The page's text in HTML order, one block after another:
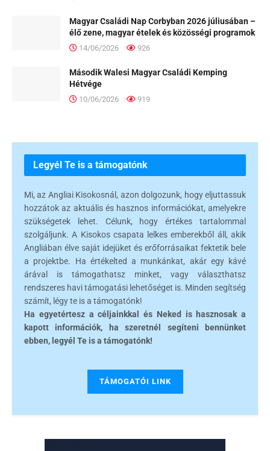
Magyar Családi Nap Corbyban 2026 júliusában –
élő zene, magyar ételek és közösségi programok
14/06/2026 926
Második Walesi Magyar Családi Kemping
Hétvége
10/06/2026 919
Legyél Te is a támogatónk
Mi, az Angliai Kisokosnál, azon dolgozunk, hogy eljuttassuk
hozzátok az aktuális és hasznos információkat, amelyekre
szükségetek lehet. Célunk, hogy értékes tartalommal
szolgáljunk. A Kisokos csapata lelkes emberekből áll, akik
Angliában élve saját idejüket és erőforrásaikat fektetik bele
a projektbe. Ha értékelted a munkánkat, akár egy kávé
árával is támogathatsz minket, vagy választhatsz
rendszeres havi támogatási lehetőséget is. Minden segítség
számít, légy te is a támogatónk!
Ha egyetértesz a céljainkkal és Neked is hasznosak a
kapott információk, ha szeretnél segíteni bennünket
ebben, legyél Te is a támogatónk!
TÁMOGATÓI LINK